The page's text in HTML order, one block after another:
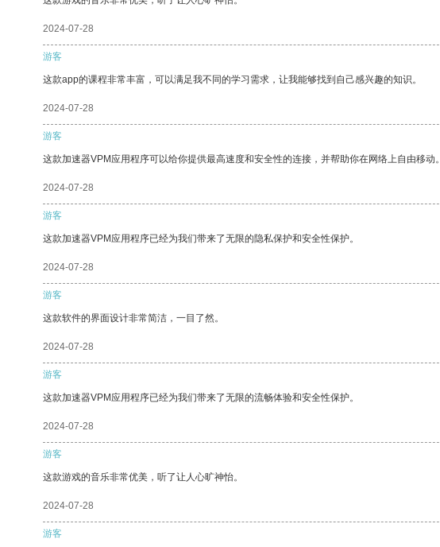
2024-07-28
游客
这款app的课程非常丰富，可以满足我不同的学习需求，让我能够找到自己感兴趣的知识。
2024-07-28
游客
这款加速器VPM应用程序可以给你提供最高速度和安全性的连接，并帮助你在网络上自由移动。
2024-07-28
游客
这款加速器VPM应用程序已经为我们带来了无限的隐私保护和安全性保护。
2024-07-28
游客
这款软件的界面设计非常简洁，一目了然。
2024-07-28
游客
这款加速器VPM应用程序已经为我们带来了无限的流畅体验和安全性保护。
2024-07-28
游客
这款游戏的音乐非常优美，听了让人心旷神怡。
2024-07-28
游客